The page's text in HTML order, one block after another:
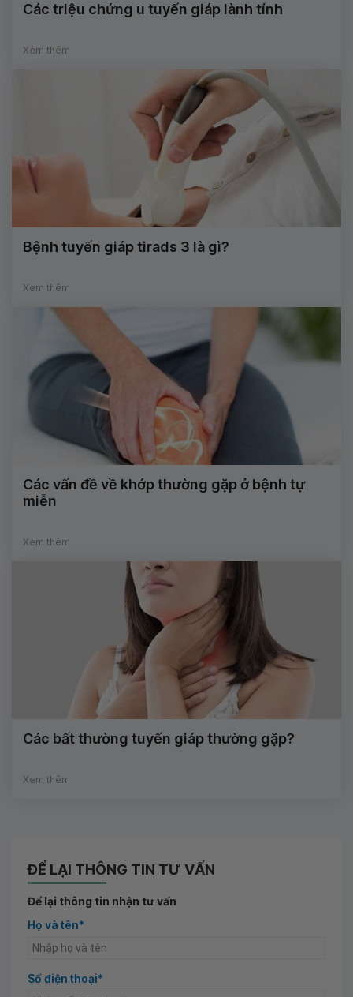
Các triệu chứng u tuyến giáp lành tính
Xem thêm
Bệnh tuyến giáp tirads 3 là gì?
Xem thêm
Các vấn đề về khớp thường gặp ở bệnh tự
miễn
Xem thêm
Các bất thường tuyến giáp thường gặp?
Xem thêm
ĐỂ LẠI THÔNG TIN TƯ VẤN
Để lại thông tin nhận tư vấn
Họ và tên*
Số điện thoại*